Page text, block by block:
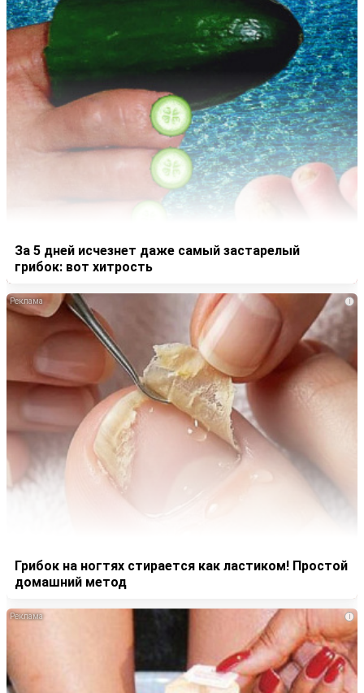
За 5 дней исчезнет даже самый застарелый
грибок: вот хитрость
i
Грибок на ногтях стирается как ластиком! Простой
домашний метод
i